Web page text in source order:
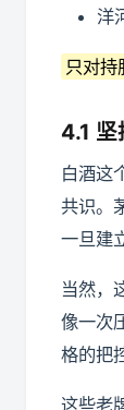
洋
只对持
4.1
白酒这
共识。
一旦建
当然，
像一次
格的把
这些老